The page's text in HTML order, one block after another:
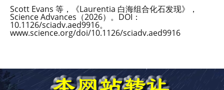
Scott Evans 等，《Laurentia 白海组合化石发现》，
Science Advances（2026）。DOI：
10.1126/sciadv.aed9916。
www.science.org/doi/10.1126/sciadv.aed9916